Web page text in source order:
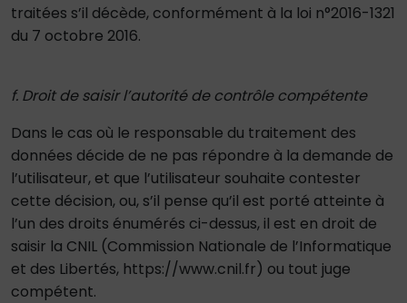
traitées s’il décède, conformément à la loi n°2016-1321
du 7 octobre 2016.
f. Droit de saisir l’autorité de contrôle compétente
Dans le cas où le responsable du traitement des
données décide de ne pas répondre à la demande de
l’utilisateur, et que l’utilisateur souhaite contester
cette décision, ou, s’il pense qu’il est porté atteinte à
l’un des droits énumérés ci-dessus, il est en droit de
saisir la CNIL (Commission Nationale de l’Informatique
et des Libertés, https://www.cnil.fr) ou tout juge
compétent.